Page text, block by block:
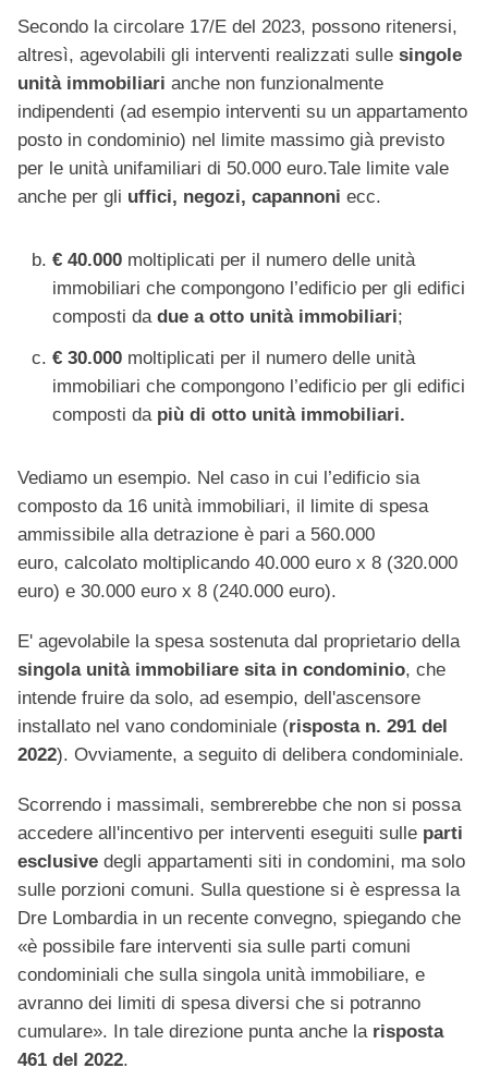
Secondo la circolare 17/E del 2023, possono ritenersi,
altresì, agevolabili gli interventi realizzati sulle singole
unità immobiliari anche non funzionalmente
indipendenti (ad esempio interventi su un appartamento
posto in condominio) nel limite massimo già previsto
per le unità unifamiliari di 50.000 euro.Tale limite vale
anche per gli uffici, negozi, capannoni ecc.
€ 40.000 moltiplicati per il numero delle unità
immobiliari che compongono l’edificio per gli edifici
composti da due a otto unità immobiliari;
€ 30.000 moltiplicati per il numero delle unità
immobiliari che compongono l’edificio per gli edifici
composti da più di otto unità immobiliari.
Vediamo un esempio. Nel caso in cui l’edificio sia
composto da 16 unità immobiliari, il limite di spesa
ammissibile alla detrazione è pari a 560.000
euro, calcolato moltiplicando 40.000 euro x 8 (320.000
euro) e 30.000 euro x 8 (240.000 euro).
E' agevolabile la spesa sostenuta dal proprietario della
singola unità immobiliare sita in condominio, che
intende fruire da solo, ad esempio, dell'ascensore
installato nel vano condominiale (risposta n. 291 del
2022). Ovviamente, a seguito di delibera condominiale.
Scorrendo i massimali, sembrerebbe che non si possa
accedere all'incentivo per interventi eseguiti sulle parti
esclusive degli appartamenti siti in condomini, ma solo
sulle porzioni comuni. Sulla questione si è espressa la
Dre Lombardia in un recente convegno, spiegando che
«è possibile fare interventi sia sulle parti comuni
condominiali che sulla singola unità immobiliare, e
avranno dei limiti di spesa diversi che si potranno
cumulare». In tale direzione punta anche la risposta
461 del 2022.